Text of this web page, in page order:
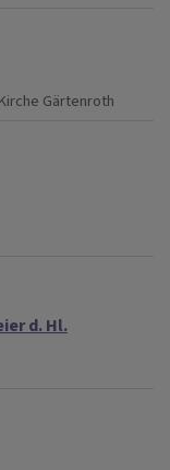
Gärtenroth
d. Hl.